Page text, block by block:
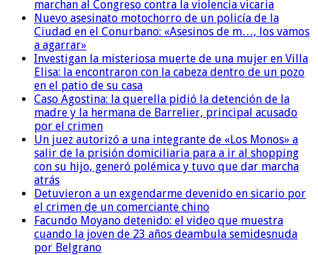
marchan al Congreso contra la violencia vicaria
Nuevo asesinato motochorro de un policía de la
Ciudad en el Conurbano: «Asesinos de m…, los vamos
a agarrar»
Investigan la misteriosa muerte de una mujer en Villa
Elisa: la encontraron con la cabeza dentro de un pozo
en el patio de su casa
Caso Agostina: la querella pidió la detención de la
madre y la hermana de Barrelier, principal acusado
por el crimen
Un juez autorizó a una integrante de «Los Monos» a
salir de la prisión domiciliaria para a ir al shopping
con su hijo, generó polémica y tuvo que dar marcha
atrás
Detuvieron a un exgendarme devenido en sicario por
el crimen de un comerciante chino
Facundo Moyano detenido: el video que muestra
cuando la joven de 23 años deambula semidesnuda
por Belgrano